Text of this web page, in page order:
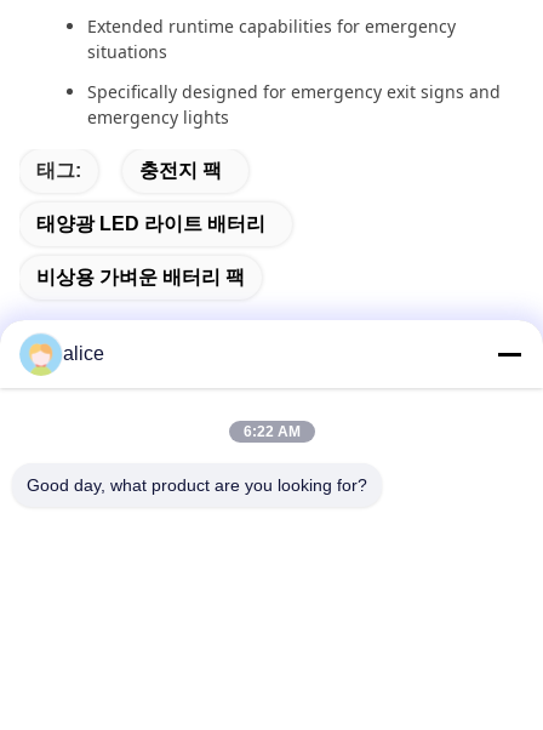
Extended runtime capabilities for emergency
situations
Specifically designed for emergency exit signs and
emergency lights
태그: 충전지 팩
태양광 LED 라이트 배터리
비상용 가벼운 배터리 팩
주소
alice
6:22 AM
Good day, what product are you looking for?